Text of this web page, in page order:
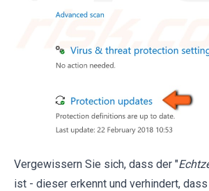
Vergewissern Sie sich, dass der "
ist - dieser erkennt und verhindert,